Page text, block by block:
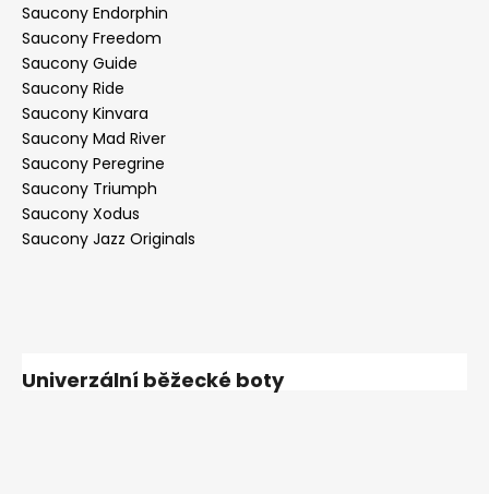
Saucony Endorphin
Saucony Freedom
Saucony Guide
Saucony Ride
Saucony Kinvara
Saucony Mad River
Saucony Peregrine
Saucony Triumph
Saucony Xodus
Saucony Jazz Originals
Univerzální běžecké boty